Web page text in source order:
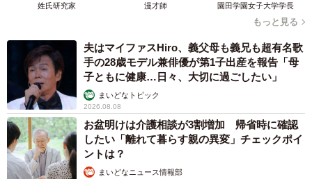
姓氏研究家 漫才師 園田学園女子大学学長
もっと見る
夫はマイファスHiro、義父母も義兄も超有名歌
手の28歳モデル兼俳優が第1子出産を報告「母
子ともに健康…日々、大切に過ごしたい」
まいどなトピック
2026.08.08
お盆明けは介護相談が3割増加 帰省時に確認
したい「離れて暮らす親の異変」チェックポイ
ントは？
まいどなニュース情報部